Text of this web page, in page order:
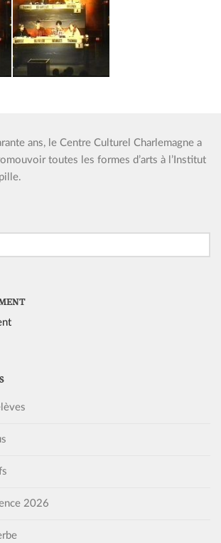
ans, le Centre Culturel Charlemagne a
toutes les formes d’arts à l’Institut
2026